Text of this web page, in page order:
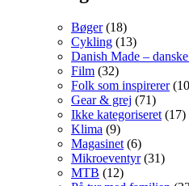
Bøger(18)
Cykling (13)
Danish Made –
Film (32)
Folk som inspirerer
Gear & grej (71)
Ikke kategoriseret (17)
Klima (9)
Magasinet (6)
Mikroeventyr(31)
MTB (12)